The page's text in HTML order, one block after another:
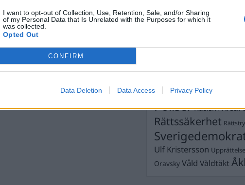
I want to opt-out of Collection, Use, Retention, Sale, and/or Sharing
of my Personal Data that Is Unrelated with the Purposes for which it
was collected.
Opted Out
CONFIRM
Data Deletion Data Access Privacy Policy
Fängelse Förhör
Jimmie Åkesson
LagarMichael
Silventoinen Petter Inedahl
PoliserRasism
Rättssäkerhet
Ulf Kristersson Upprättelse
Oravsky Våld Våldtäkt